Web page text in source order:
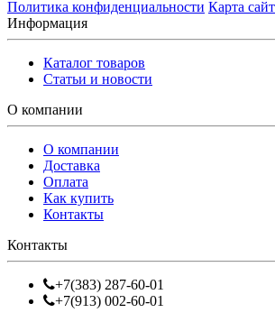
Политика конфиденциальности Карта
Информация
Каталог товаров
Статьи и новости
О компании
О компании
Доставка
Оплата
Как купить
Контакты
Контакты
+7(383) 287-60-01
+7(913) 002-60-01